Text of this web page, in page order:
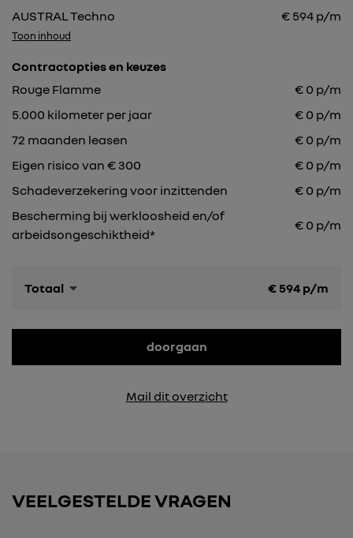
AUSTRAL Techno
€ 594 p/m
Toon inhoud
Contractopties en keuzes
Rouge Flamme
€ 0 p/m
5.000 kilometer per jaar € 0 p/m
72 maanden leasen € 0 p/m
Eigen risico van € 300
€ 0 p/m
Schadeverzekering voor inzittenden
€ 0 p/m
Bescherming bij werkloosheid en/of
arbeidsongeschiktheid*
€ 0 p/m
Totaal € 594 p/m
doorgaan
Mail dit overzicht
VEELGESTELDE VRAGEN